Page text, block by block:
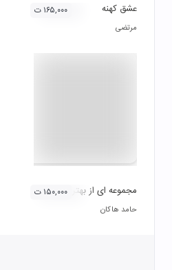
عشق کهنه
مرتضی
۱۶۵,۰۰۰ ت
مجموعه ای از بهترین آثار حامد هاکان
حامد هاکان
۱۵۰,۰۰۰ ت